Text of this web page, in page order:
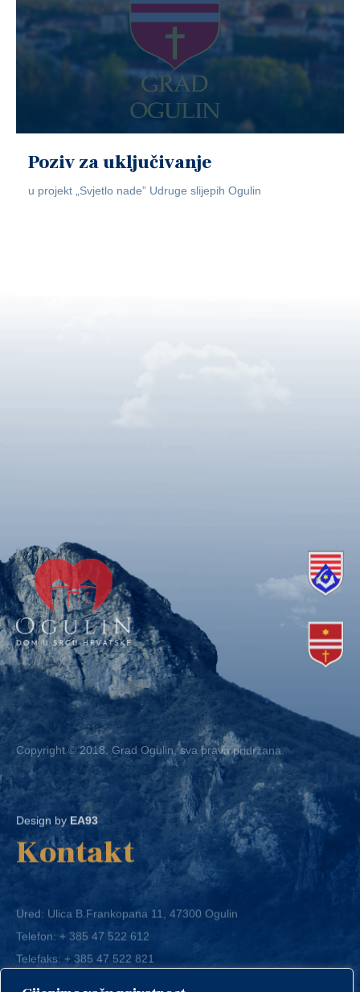
Poziv za uključivanje
u projekt „Svjetlo nade” Udruge slijepih Ogulin
Copyright © 2018. Grad Ogulin, sva prava pridržana.
Design by EA93
Kontakt
Telefon:+ 385 47 522 612
Telefaks:+ 385 47 522 821
E-mail:grad-ogulin@ogulin.hr